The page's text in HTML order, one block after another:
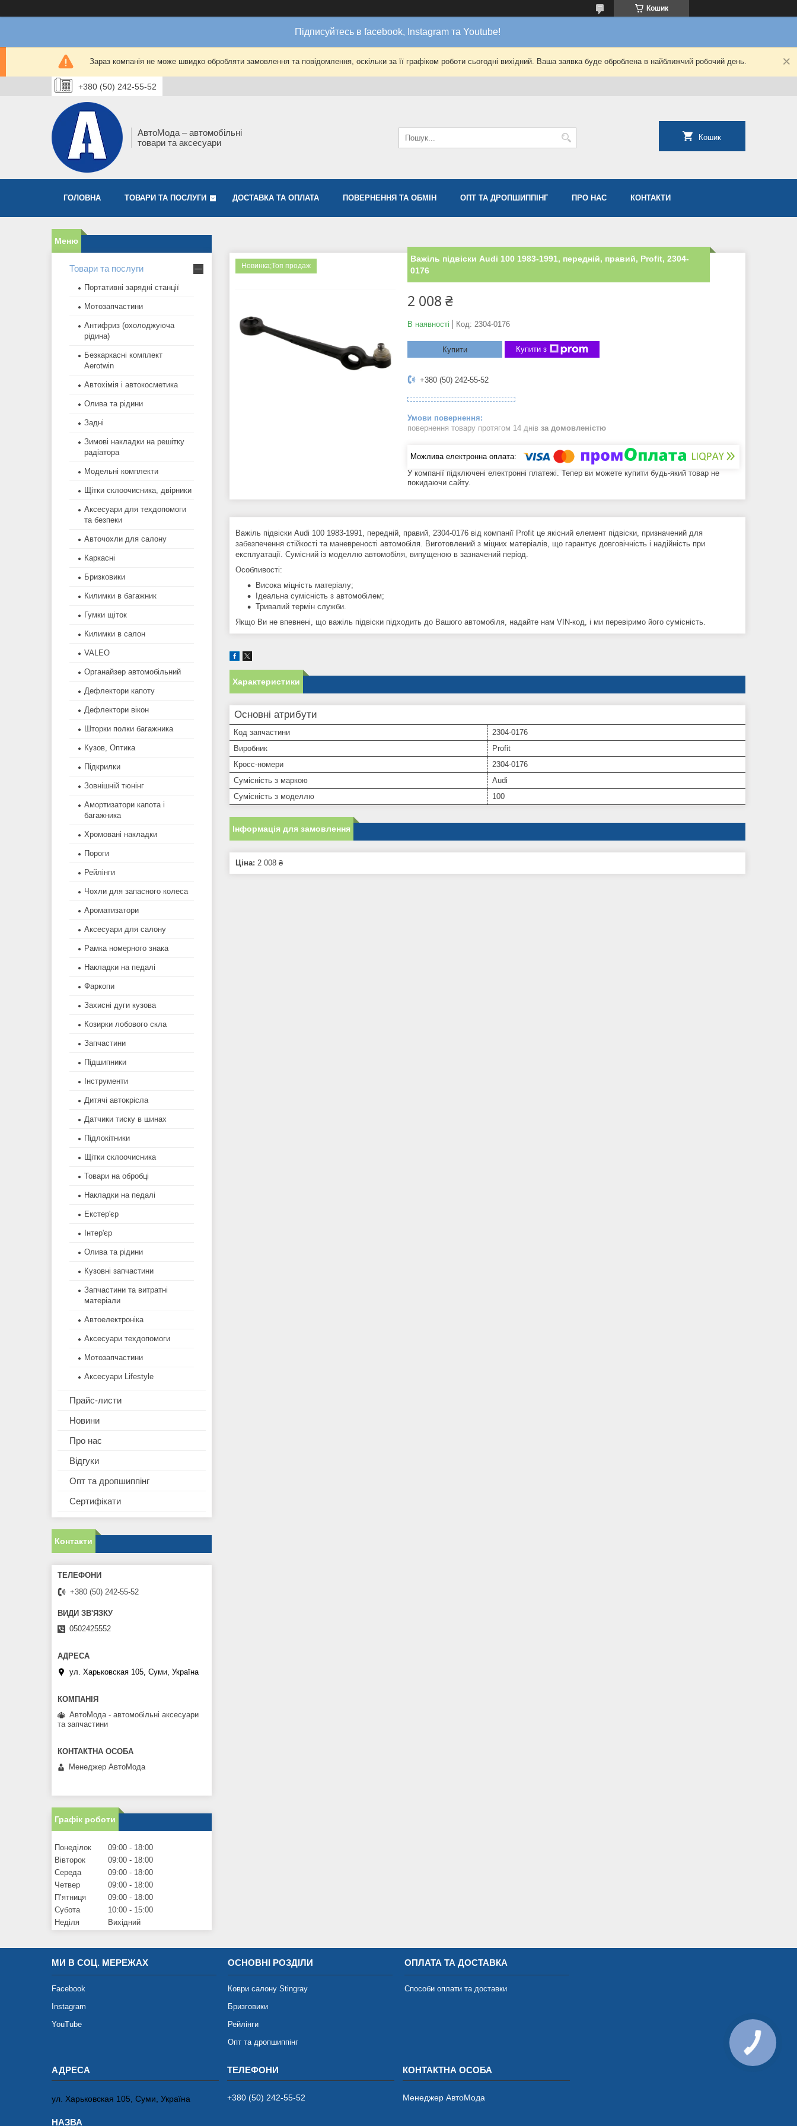
Кошик
Підписуйтесь в facebook, Instagram та Youtube!
Зараз компанія не може швидко обробляти замовлення та повідомлення, оскільки за її графіком роботи сьогодні вихідний. Ваша заявка буде оброблена в найближчий робочий день.
+380 (50) 242-55-52
АвтоМода – автомобільні
товари та аксесуари
Кошик
ГОЛОВНА ТОВАРИ ТА ПОСЛУГИ ДОСТАВКА ТА ОПЛАТА ПОВЕРНЕННЯ ТА ОБМІН ОПТ ТА ДРОПШИППІНГ ПРО НАС КОНТАКТИ
Новинка;Топ продаж
Важіль підвіски Audi 100 1983-1991, передній, правий, Profit, 2304-
0176
2 008 ₴
В наявності Код: 2304-0176
Купити Купити з
+380 (50) 242-55-52
повернення товару протягом 14 днів за домовленістю
У компанії підключені електронні платежі. Тепер ви можете купити будь-який товар не
покидаючи сайту.
Важіль підвіски Audi 100 1983-1991, передній, правий, 2304-0176 від компанії Profit це якісний елемент підвіски, призначений для
забезпечення стійкості та маневреності автомобіля. Виготовлений з міцних матеріалів, що гарантує довговічність і надійність при
експлуатації. Сумісний із моделлю автомобіля, випущеною в зазначений період.
Особливості:
Висока міцність матеріалу;
Ідеальна сумісність з автомобілем;
Тривалий термін служби.
Якщо Ви не впевнені, що важіль підвіски підходить до Вашого автомобіля, надайте нам VIN-код, і ми перевіримо його сумісність.
Характеристики
Основні атрибути
Код запчастини
2304-0176
Виробник
Profit
Кросс-номери
2304-0176
Сумісність з маркою
Audi
Сумісність з моделлю
100
Інформація для замовлення
Ціна: 2 008 ₴
Товари та послуги
Портативні зарядні станції
Мотозапчастини
Антифриз (охолоджуюча
рідина)
Безкаркасні комплект
Aerotwin
Автохімія і автокосметика
Олива та рідини
Задні
Зимові накладки на решітку
радіатора
Модельні комплекти
Щітки склоочисника, двірники
Аксесуари для техдопомоги
та безпеки
Авточохли для салону
Каркасні
Бризковики
Килимки в багажник
Гумки щіток
Килимки в салон
VALEO
Органайзер автомобільний
Дефлектори капоту
Дефлектори вікон
Шторки полки багажника
Кузов, Оптика
Підкрилки
Зовнішній тюнінг
Амортизатори капота і
багажника
Хромовані накладки
Пороги
Рейлінги
Чохли для запасного колеса
Ароматизатори
Аксесуари для салону
Рамка номерного знака
Накладки на педалі
Фаркопи
Захисні дуги кузова
Козирки лобового скла
Запчастини
Підшипники
Інструменти
Дитячі автокрісла
Датчики тиску в шинах
Підлокітники
Щітки склоочисника
Товари на обробці
Накладки на педалі
Екстер'єр
Інтер'єр
Олива та рідини
Кузовні запчастини
Запчастини та витратні
матеріали
Автоелектроніка
Аксесуари техдопомоги
Мотозапчастини
Аксесуари Lifestyle
Прайс-листи
Новини
Про нас
Відгуки
Опт та дропшиппінг
Сертифікати
Контакти
+380 (50) 242-55-52
0502425552
ул. Харьковская 105, Суми, Україна
АвтоМода - автомобільні аксесуари
та запчастини
Менеджер АвтоМода
Графік роботи
Понеділок 09:00
18:00
Вівторок
09:00
18:00
Середа
09:00
18:00
Четвер
09:00
18:00
Пʼятниця
09:00
18:00
Субота
10:00
15:00
Неділя
Вихідний
МИ В СОЦ. МЕРЕЖАХ
Facebook
Instagram
YouTube
ОСНОВНІ РОЗДІЛИ
Коври салону Stingray
Бризговики
Рейлінги
Опт та дропшиппінг
ОПЛАТА ТА ДОСТАВКА
Способи оплати та доставки
ул. Харьковская 105, Суми, Україна +380 (50) 242-55-52 Менеджер АвтоМода